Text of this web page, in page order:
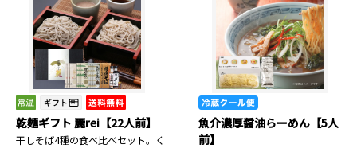
乾麺ギフト 麗rei【22人前】
干しそば4種の食べ比べセット。く
魚介濃厚醤油らーめん【5人
前】